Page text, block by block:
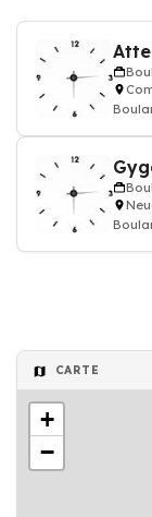
CARTE
+
−